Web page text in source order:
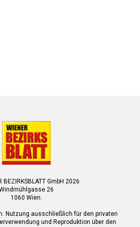
BEZIRKSBLATT GmbH 2026
26
1060 Wien.
Nutzung ausschließlich für den privaten
und Reproduktion über den